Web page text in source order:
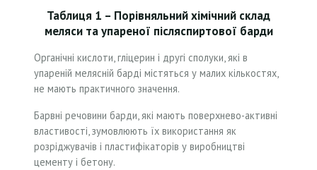
Таблиця 1 – Порівняльний хімічний склад
меляси та упареної післяспиртової барди
Органічні кислоти, гліцерин і другі сполуки, які в
упареній мелясній барді містяться у малих кількостях,
не мають практичного значення.
Барвні речовини барди, які мають поверхнево-активні
властивості, зумовлюють їх використання як
розріджувачів і пластифікаторів у виробництві
цементу і бетону.